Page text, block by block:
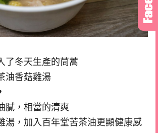
了冬天生產的茼蒿
油香菇雞湯
膩，相當的清爽
湯，加入百年堂苦茶油更顯健康感